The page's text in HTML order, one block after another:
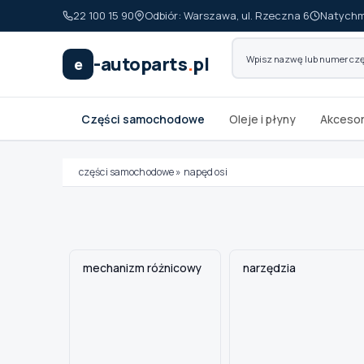
22 100 15 90 Odbiór: Warszawa, ul. Rzeczna 6
e -autoparts.pl
Części samochodowe Oleje i płyny
MARKA
części samochodowe» napęd osi
mechanizm różnicowy narzędzia